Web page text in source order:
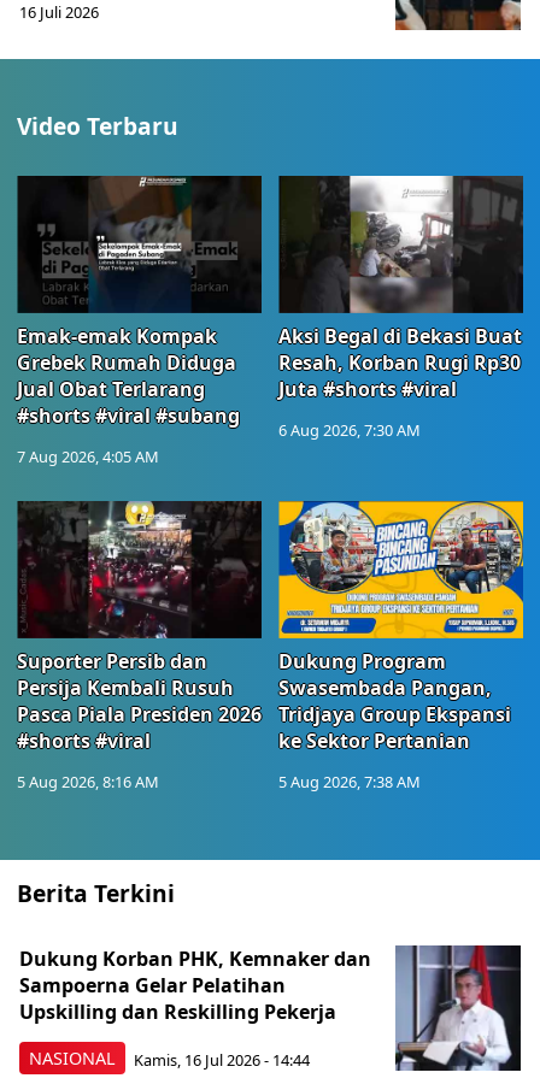
16 Juli 2026
Video Terbaru
Emak-emak Kompak
Grebek Rumah Diduga
Jual Obat Terlarang
#shorts #viral #subang
7 Aug 2026, 4:05 AM
Aksi Begal di Bekasi Buat
Resah, Korban Rugi Rp30
Juta #shorts #viral
6 Aug 2026, 7:30 AM
Suporter Persib dan
Persija Kembali Rusuh
Pasca Piala Presiden 2026
#shorts #viral
5 Aug 2026, 8:16 AM
Dukung Program
Swasembada Pangan,
Tridjaya Group Ekspansi
ke Sektor Pertanian
5 Aug 2026, 7:38 AM
Berita Terkini
NASIONAL
Dukung Korban PHK, Kemnaker dan
Sampoerna Gelar Pelatihan
Upskilling dan Reskilling Pekerja
Kamis, 16 Jul 2026 - 14:44